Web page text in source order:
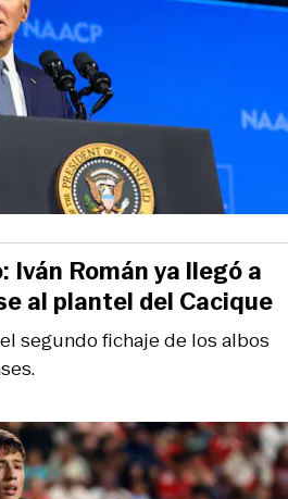
segundo fichaje de los albos
Iván Román ya llegó a
al plantel del Cacique